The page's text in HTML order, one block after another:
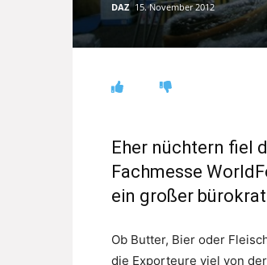
DAZ 15. November 2012
Eher nüchtern fiel
Fachmesse
ein großer
Ob Butter, Bier oder
die Exporteure viel von